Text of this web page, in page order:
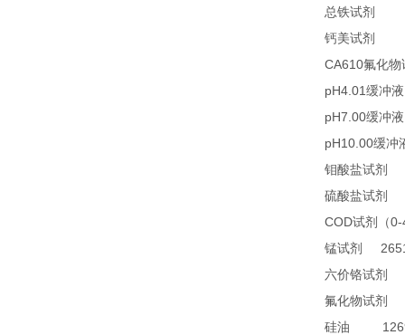
总铁试剂
钙美试剂
CA610氟化物
pH4.01 缓冲液
pH7.00缓冲液
pH10.00缓冲
钼酸盐试剂
硫酸盐试剂
COD试剂（
锰试剂
六价铬试剂
氟化物试剂
硅油